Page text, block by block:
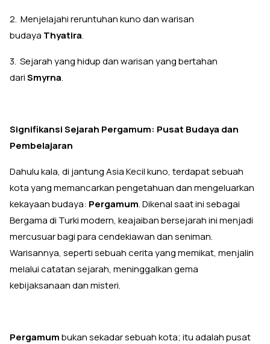
2. Menjelajahi reruntuhan kuno dan warisan
budaya Thyatira.
3. Sejarah yang hidup dan warisan yang bertahan
dariSmyrna.
Signifikansi Sejarah Pergamum: Pusat Budaya dan
Pembelajaran
Dahulu kala, di jantung Asia Kecil kuno, terdapat sebuah
kota yang memancarkan pengetahuan dan mengeluarkan
kekayaan budaya: Pergamum. Dikenal saat ini sebagai
Bergama di Turki modern, keajaiban bersejarah ini menjadi
mercusuar bagi para cendekiawan dan seniman.
Warisannya, seperti sebuah cerita yang memikat, menjalin
melalui catatan sejarah, meninggalkan gema
kebijaksanaan dan misteri.
Pergamumbukan sekadar sebuah kota; itu adalah pusat